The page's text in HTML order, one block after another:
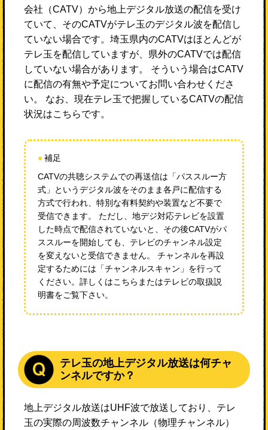
会社（CATV）から地上デジタル放送の配信を受け
ていて、そのCATVがテレ玉のデジタル波を配信し
ていない場合です。埼玉県内のCATVはほとんどが
テレ玉を配信していますが、県外のCATVでは配信
していない場合があります。 そういう場合はCATV
に配信の有無や予定についてお問い合わせくださ
い。 なお、現在テレ玉で把握しているCATVの配信
状況はこちらです。
補足
CATVの共聴システムでの再送信は「パススルー方
式」というデジタル波をそのまま各戸に配信する
方式で行われ、特別な有料契約や装置など不要で
受信できます。 ただし、地デジ対応テレビを設置
した時点で配信されていないと、その後CATVがパ
ススルーを開始しても、テレビのチャンネル設定
を変えないと受信できません。 チャンネルを再設
定するためには「チャンネルスキャン」を行って
ください。詳しくはこちらまたはテレビの取扱説
明書をご覧下さい。
テレ玉の地上デジタル放送は何チャ
ンネルですか？
地上デジタル放送はUHF波で放送しており、テレ
玉の実際の周波数チャンネル（物理チャンネル）